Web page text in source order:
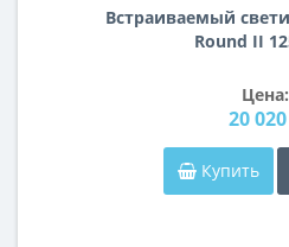
Встраиваемый
Round II
Цена:
20
Купить